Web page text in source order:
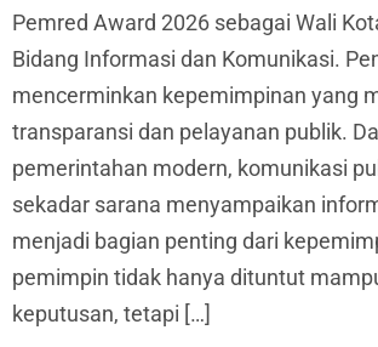
Pemred Award 2026 sebagai Wali
Bidang Informasi dan Komunikasi.
mencerminkan kepemimpinan yang
transparansi dan pelayanan publik.
pemerintahan modern, komunikasi
sekadar sarana menyampaikan
menjadi bagian penting dari
pemimpin tidak hanya dituntut
keputusan, tetapi […]